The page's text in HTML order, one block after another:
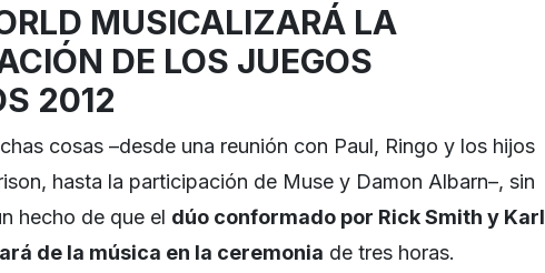
MUSICALIZARÁ LA
DE LOS JUEGOS
2012
cosas –desde una reunión con Paul, Ringo y los hijos
hasta la participación de Muse y Damon Albarn–, sin
hecho de que el dúo conformado por Rick Smith y Karl
de la música en la ceremonia de tres horas.